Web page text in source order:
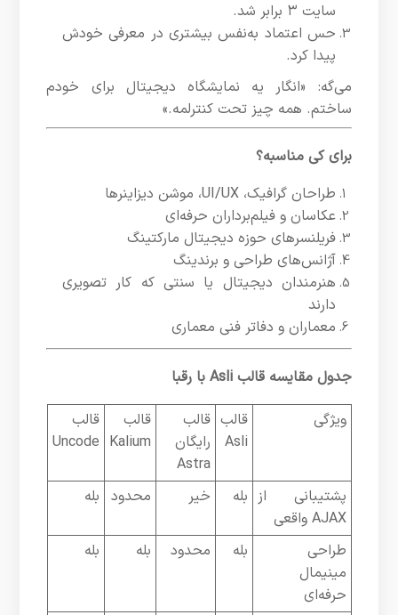
سایت ۳ برابر شد.
حس اعتماد به‌نفس بیشتری در معرفی خودش
پیدا کرد.
می‌گه: «انگار یه نمایشگاه دیجیتال برای خودم
ساختم. همه چیز تحت کنترلمه.»
برای کی مناسبه؟
طراحان گرافیک، UI/UX، موشن دیزاینرها
عکاسان و فیلم‌برداران حرفه‌ای
فریلنسرهای حوزه دیجیتال مارکتینگ
آژانس‌های طراحی و برندینگ
هنرمندان دیجیتال یا سنتی که کار تصویری
دارند
معماران و دفاتر فنی معماری
جدول مقایسه قالب Asli با رقبا
ویژگی
قالب
Asli
قالب
رایگان
Astra
قالب
Kalium
قالب
Uncode
پشتیبانی از
AJAX واقعی
بله خیر محدود بله
طراحی
مینیمال
حرفه‌ای
بله محدود بله بله